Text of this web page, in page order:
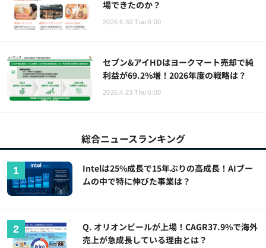
場できたのか？
2026.6.30 Tue 6:00
セブン&アイHDはヨークマート売却で純
利益が69.2%増！2026年度の戦略は？
2026.4.23 Thu 6:00
総合ニュースランキング
Intelは25%成長で15年ぶりの高成長！AIブー
ムの中で特に伸びた事業は？
Q. オリオンビールが上場！CAGR37.9%で海外
売上が急成長している理由とは？